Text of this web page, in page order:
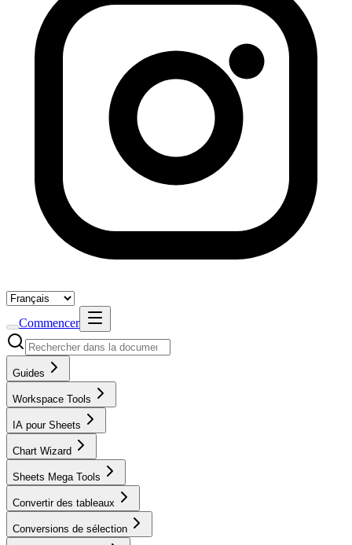
Commencer
Guides
Workspace Tools
IA pour Sheets
Chart Wizard
Sheets Mega Tools
Convertir des tableaux
Conversions de sélection